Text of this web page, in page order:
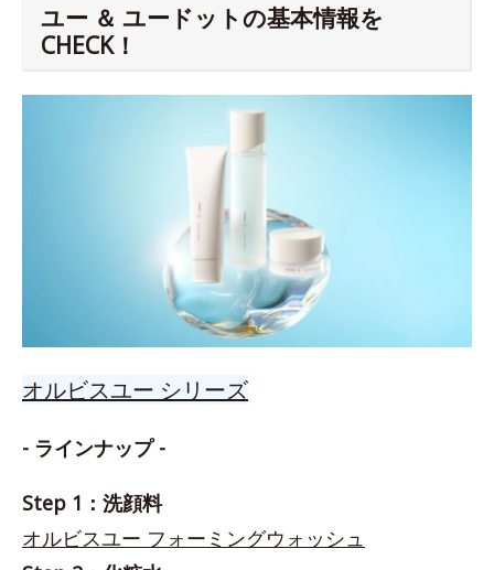
ユー ＆ ユードットの基本情報を
CHECK！
オルビスユー シリーズ
- ラインナップ -
Step 1：洗顔料
オルビスユー フォーミングウォッシュ